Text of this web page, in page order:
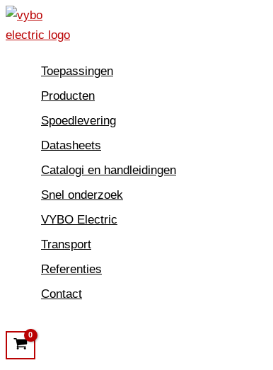
Spring
naar
Toepassingen
Producten
Spoedlevering
Datasheets
Catalogi en handleidingen
Snel onderzoek
VYBO Electric
Transport
Referenties
Contact